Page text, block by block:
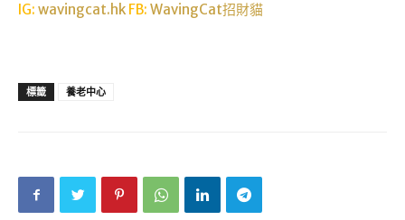
IG: wavingcat.hk FB: WavingCat招財貓
標籤 養老中心